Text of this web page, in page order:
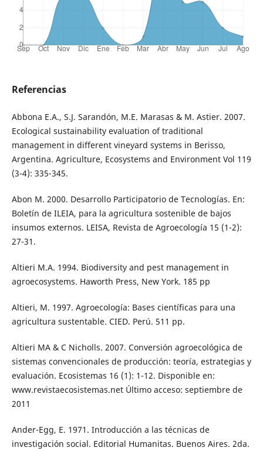
Referencias
Abbona E.A., S.J. Sarandón, M.E. Marasas & M. Astier. 2007.
Ecological sustainability evaluation of traditional
management in different vineyard systems in Berisso,
Argentina. Agriculture, Ecosystems and Environment Vol 119
(3-4): 335-345.
Abon M. 2000. Desarrollo Participatorio de Tecnologías. En:
Boletín de ILEIA, para la agricultura sostenible de bajos
insumos externos. LEISA, Revista de Agroecología 15 (1-2):
27-31.
Altieri M.A. 1994. Biodiversity and pest management in
agroecosystems. Haworth Press, New York. 185 pp
Altieri, M. 1997. Agroecología: Bases científicas para una
agricultura sustentable. CIED. Perú. 511 pp.
Altieri MA & C Nicholls. 2007. Conversión agroecológica de
sistemas convencionales de producción: teoría, estrategias y
evaluación. Ecosistemas 16 (1): 1-12. Disponible en:
www.revistaecosistemas.net Último acceso: septiembre de
2011
Ander-Egg, E. 1971. Introducción a las técnicas de
investigación social. Editorial Humanitas. Buenos Aires. 2da.